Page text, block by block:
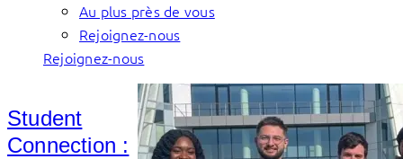
Au plus près de vous
Rejoignez-nous
Rejoignez-nous
Student
Connection :